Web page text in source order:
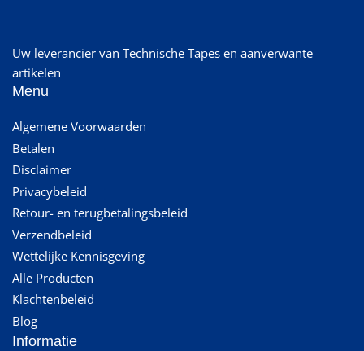
Uw leverancier van Technische Tapes en aanverwante
artikelen
Menu
Algemene Voorwaarden
Betalen
Disclaimer
Privacybeleid
Retour- en terugbetalingsbeleid
Verzendbeleid
Wettelijke Kennisgeving
Alle Producten
Klachtenbeleid
Blog
Informatie